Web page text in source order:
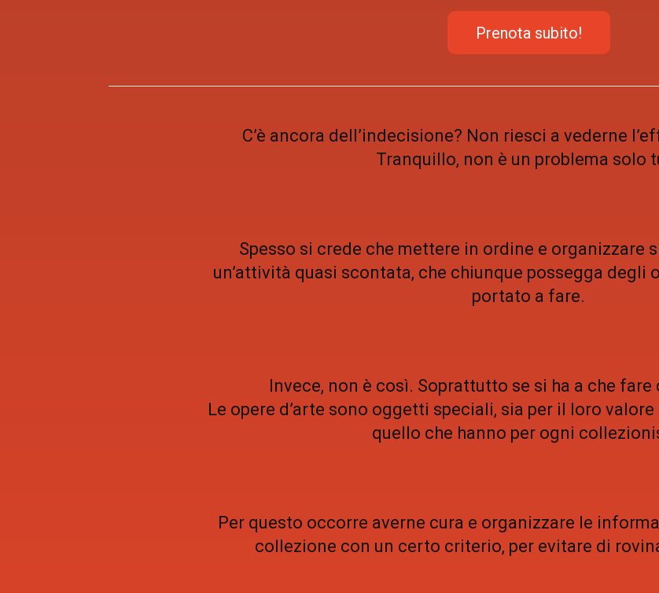
Prenota subito!
C’è ancora dell’indecisione? Non riesci a vederne
Tranquillo, non è un problema solo
Spesso si crede che mettere in ordine e organizzare
un’attività quasi scontata, che chiunque possegga degli
portato a fare.
Invece, non è così. Soprattutto se si ha a che fare
Le opere d’arte sono oggetti speciali, sia per il loro
quello che hanno per ogni
Per questo occorre averne cura e organizzare le
collezione con un certo criterio, per evitare di